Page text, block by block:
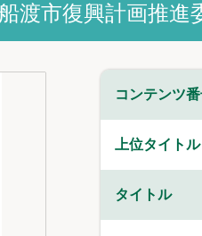
渡市復興計画推
コンテンツ
上位タイトル
タイトル